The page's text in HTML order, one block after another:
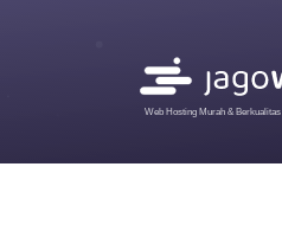
Web Hosting Murah & Berkualitas